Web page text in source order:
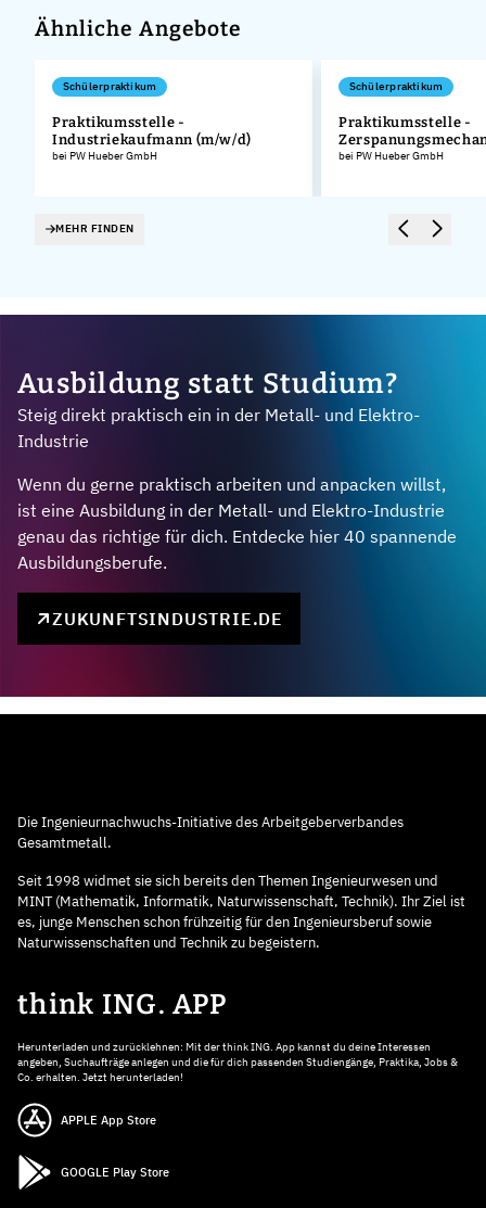
Ähnliche Angebote
Schülerpraktikum
Praktikumsstelle -
Industriekaufmann (m/w/d)
bei PW Hueber GmbH
Schülerpraktikum
Praktikumsstelle -
bei PW Hueber GmbH
MEHR FINDEN
Ausbildung statt Studium?
Steig direkt praktisch ein in der Metall- und Elektro-
Industrie
Wenn du gerne praktisch arbeiten und anpacken willst,
ist eine Ausbildung in der Metall- und Elektro-Industrie
genau das richtige für dich. Entdecke hier 40 spannende
Ausbildungsberufe.
ZUKUNFTSINDUSTRIE.DE
Die Ingenieurnachwuchs-Initiative des Arbeitgeberverbandes
Gesamtmetall.
Seit 1998 widmet sie sich bereits den Themen Ingenieurwesen und
MINT (Mathematik, Informatik, Naturwissenschaft, Technik). Ihr Ziel ist
es, junge Menschen schon frühzeitig für den Ingenieursberuf sowie
Naturwissenschaften und Technik zu begeistern.
think ING. APP
Herunterladen und zurücklehnen: Mit der think ING. App kannst du deine Interessen
angeben, Suchaufträge anlegen und die für dich passenden Studiengänge, Praktika, Jobs &
Co. erhalten. Jetzt herunterladen!
APPLE App Store
GOOGLE Play Store